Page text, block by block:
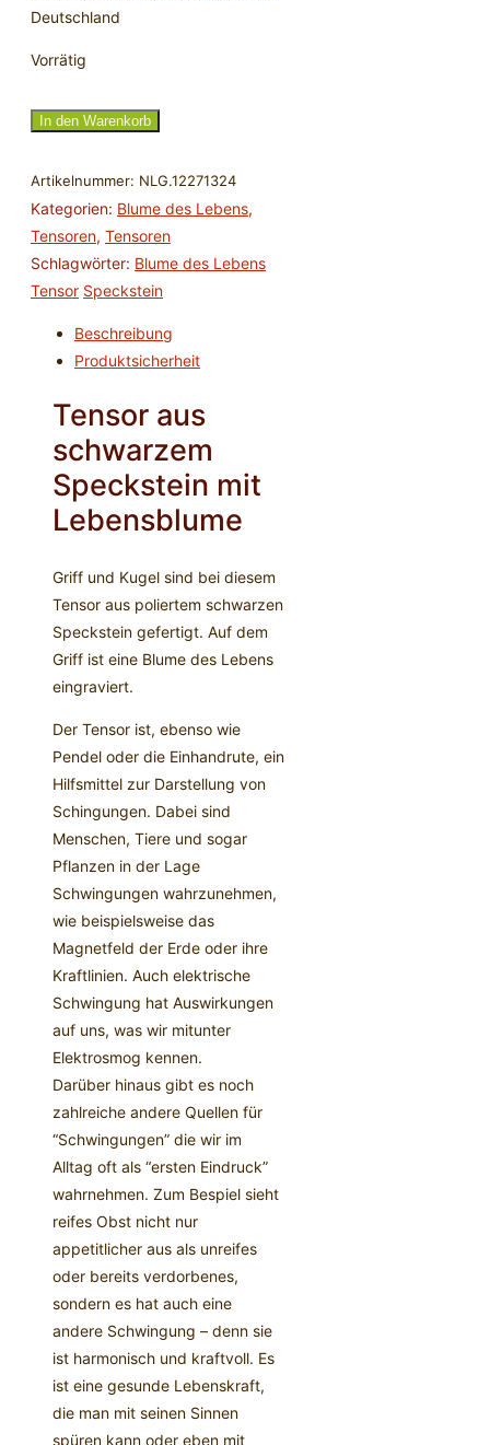
Deutschland
Vorrätig
Tensor
schwarzem
Speckstein
mit
Blume
des
Menge
In den Warenkorb
Artikelnummer: NLG.12271324
Kategorien: Blume des Lebens,
Tensoren, Tensoren
Schlagwörter: Blume des Lebens
Tensor Speckstein
Beschreibung
Produktsicherheit
Tensor aus
schwarzem
Speckstein mit
Lebensblume
Griff und Kugel sind bei diesem
Tensor aus poliertem schwarzen
Speckstein gefertigt. Auf dem
Griff ist eine Blume des Lebens
eingraviert.
Der Tensor ist, ebenso wie
Pendel oder die Einhandrute, ein
Hilfsmittel zur Darstellung von
Schingungen. Dabei sind
Menschen, Tiere und sogar
Pflanzen in der Lage
Schwingungen wahrzunehmen,
wie beispielsweise das
Magnetfeld der Erde oder ihre
Kraftlinien. Auch elektrische
Schwingung hat Auswirkungen
auf uns, was wir mitunter
Elektrosmog kennen.
Darüber hinaus gibt es noch
zahlreiche andere Quellen für
“Schwingungen” die wir im
Alltag oft als “ersten Eindruck”
wahrnehmen. Zum Bespiel sieht
reifes Obst nicht nur
appetitlicher aus als unreifes
oder bereits verdorbenes,
sondern es hat auch eine
andere Schwingung – denn sie
ist harmonisch und kraftvoll. Es
ist eine gesunde Lebenskraft,
die man mit seinen Sinnen
spüren kann oder eben mit